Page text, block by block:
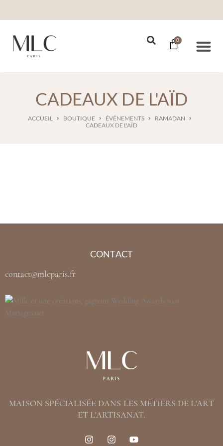
0
CADEAUX DE L'AÏD
ACCUEIL BOUTIQUE ÉVÉNEMENTS
RAMADAN
CADEAUX DE L'AÏD
CONTACT
contact@mlcparis.fr
MAISON SPÉCIALISÉE DANS LES MÉTIERS DE L'ART
ET L'ARTISANAT.